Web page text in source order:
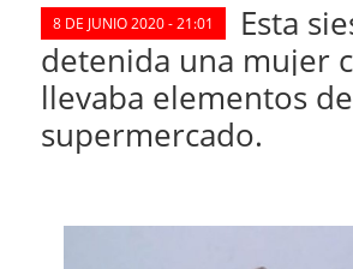
8 DE JUNIO 2020 - 21:01
Esta
detenida una mujer
llevaba elementos
supermercado.